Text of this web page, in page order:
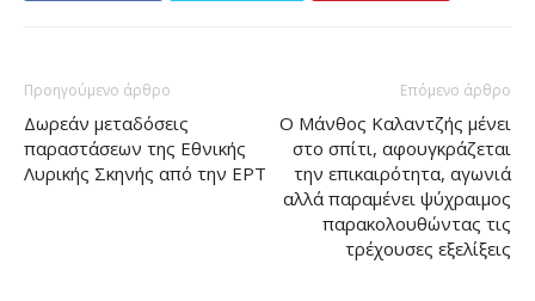
Προηγούμενο άρθρο
Δωρεάν μεταδόσεις
παραστάσεων της Εθνικής
Λυρικής Σκηνής από την ΕΡΤ
Επόμενο άρθρο
Ο Μάνθος Καλαντζής μένει
στο σπίτι, αφουγκράζεται
την επικαιρότητα, αγωνιά
αλλά παραμένει ψύχραιμος
παρακολουθώντας τις
τρέχουσες εξελίξεις